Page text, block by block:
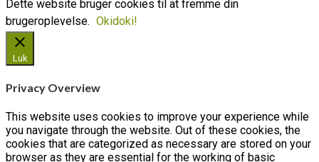
Dette website bruger cookies til at fremme din
brugeroplevelse. Okidoki!
Luk
Privacy Overview
This website uses cookies to improve your experience while
you navigate through the website. Out of these cookies, the
cookies that are categorized as necessary are stored on your
browser as they are essential for the working of basic